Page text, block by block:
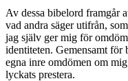
Av dessa bibelord framgår
vad andra säger utifrån,
jag själv ger mig för
identiteten. Gemensamt för
egna inre omdömen om
lyckats prestera.